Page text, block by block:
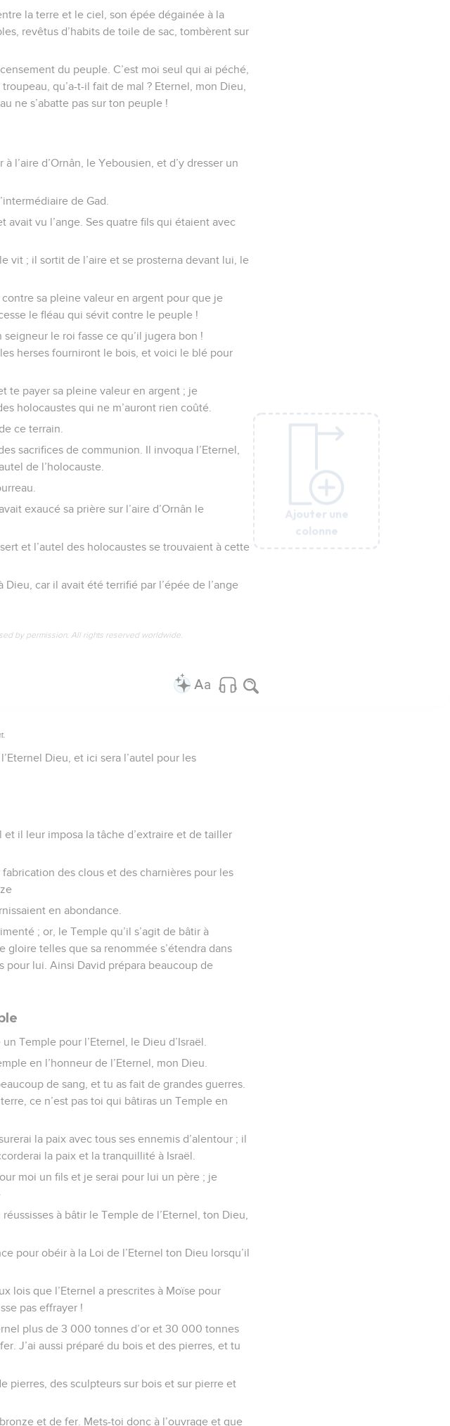
Ajouter une
colonne
la terre et le ciel, son épée dégainée à la
revêtus d’habits de toile de sac, tombèrent sur
du peuple. C’est moi seul qui ai péché,
qu’a-t-il fait de mal ? Eternel, mon Dieu,
ne s’abatte pas sur ton peuple !
l’aire d’Ornân, le Yebousien, et d’y dresser un
de Gad.
vu l’ange. Ses quatre fils qui étaient avec
vit ; il sortit de l’aire et se prosterna devant lui, le
sa pleine valeur en argent pour que je
le fléau qui sévit contre le peuple !
le roi fasse ce qu’il jugera bon !
herses fourniront le bois, et voici le blé pour
te payer sa pleine valeur en argent ; je
holocaustes qui ne m’auront rien coûté.
ce terrain.
sacrifices de communion. Il invoqua l’Eternel,
de l’holocauste.
exaucé sa prière sur l’aire d’Ornân le
et l’autel des holocaustes se trouvaient à cette
Dieu, car il avait été terrifié par l’épée de l’ange
by permission. All rights reserved worldwide.
Ajouter une
colonne
Dieu, et ici sera l’autel pour les
il leur imposa la tâche d’extraire et de tailler
des clous et des charnières pour les
en abondance.
; or, le Temple qu’il s’agit de bâtir à
gloire telles que sa renommée s’étendra dans
pour lui. Ainsi David prépara beaucoup de
Temple pour l’Eternel, le Dieu d’Israël.
en l’honneur de l’Eternel, mon Dieu.
de sang, et tu as fait de grandes guerres.
ce n’est pas toi qui bâtiras un Temple en
la paix avec tous ses ennemis d’alentour ; il
la paix et la tranquillité à Israël.
moi un fils et je serai pour lui un père ; je
à bâtir le Temple de l’Eternel, ton Dieu,
pour obéir à la Loi de l’Eternel ton Dieu lorsqu’il
lois que l’Eternel a prescrites à Moïse pour
pas effrayer !
plus de 3 000 tonnes d’or et 30 000 tonnes
J’ai aussi préparé du bois et des pierres, et tu
pierres, des sculpteurs sur bois et sur pierre et
et de fer. Mets-toi donc à l’ouvrage et que
Ajouter une
colonne
Ajouter une
colonne
Ajouter une
colonne
Ajouter une
colonne